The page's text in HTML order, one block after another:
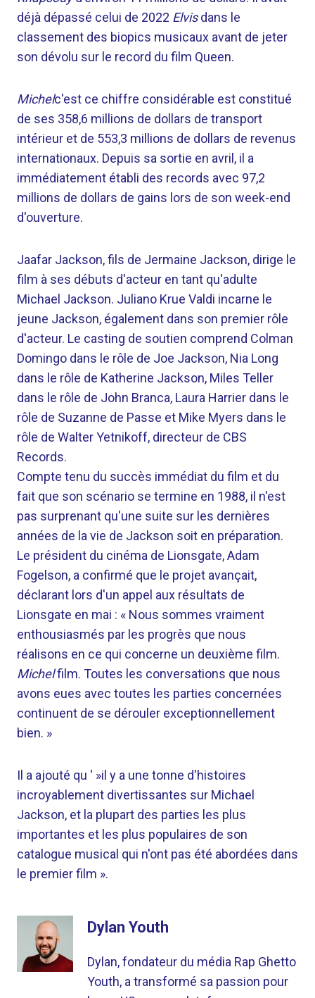
déjà dépassé celui de 2022 Elvisdans le
classement des biopics musicaux avant de jeter
son dévolu sur le record du film Queen.
Michelc'est ce chiffre considérable est constitué
de ses 358,6 millions de dollars de transport
intérieur et de 553,3 millions de dollars de revenus
internationaux. Depuis sa sortie en avril, il a
immédiatement établi des records avec 97,2
millions de dollars de gains lors de son week-end
d'ouverture.
Jaafar Jackson, fils de Jermaine Jackson, dirige le
film à ses débuts d'acteur en tant qu'adulte
Michael Jackson. Juliano Krue Valdi incarne le
jeune Jackson, également dans son premier rôle
d'acteur. Le casting de soutien comprend Colman
Domingo dans le rôle de Joe Jackson, Nia Long
dans le rôle de Katherine Jackson, Miles Teller
dans le rôle de John Branca, Laura Harrier dans le
rôle de Suzanne de Passe et Mike Myers dans le
rôle de Walter Yetnikoff, directeur de CBS
Records.
Compte tenu du succès immédiat du film et du
fait que son scénario se termine en 1988, il n'est
pas surprenant qu'une suite sur les dernières
années de la vie de Jackson soit en préparation.
Le président du cinéma de Lionsgate, Adam
Fogelson, a confirmé que le projet avançait,
déclarant lors d'un appel aux résultats de
Lionsgate en mai : « Nous sommes vraiment
enthousiasmés par les progrès que nous
réalisons en ce qui concerne un deuxième film.
Michelfilm. Toutes les conversations que nous
avons eues avec toutes les parties concernées
continuent de se dérouler exceptionnellement
bien. »
Il a ajouté qu ' »il y a une tonne d'histoires
incroyablement divertissantes sur Michael
Jackson, et la plupart des parties les plus
importantes et les plus populaires de son
catalogue musical qui n'ont pas été abordées dans
le premier film ».
Dylan Youth
Dylan, fondateur du média Rap Ghetto
Youth, a transformé sa passion pour